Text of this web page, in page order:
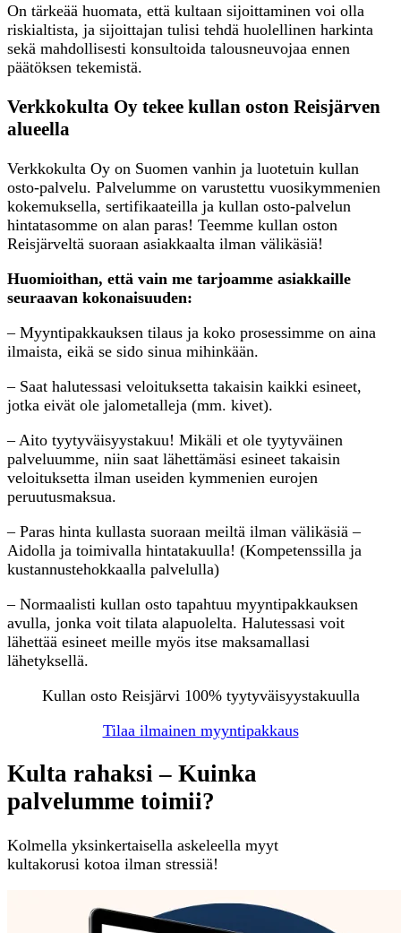
On tärkeää huomata, että kultaan sijoittaminen voi olla
riskialtista, ja sijoittajan tulisi tehdä huolellinen harkinta
sekä mahdollisesti konsultoida talousneuvojaa ennen
päätöksen tekemistä.
Verkkokulta Oy tekee kullan oston Reisjärven
alueella
Verkkokulta Oy on Suomen vanhin ja luotetuin kullan
osto-palvelu. Palvelumme on varustettu vuosikymmenien
kokemuksella, sertifikaateilla ja kullan osto-palvelun
hintatasomme on alan paras! Teemme kullan oston
Reisjärveltä suoraan asiakkaalta ilman välikäsiä!
Huomioithan, että vain me tarjoamme asiakkaille
seuraavan kokonaisuuden:
– Myyntipakkauksen tilaus ja koko prosessimme on aina
ilmaista, eikä se sido sinua mihinkään.
– Saat halutessasi veloituksetta takaisin kaikki esineet,
jotka eivät ole jalometalleja (mm. kivet).
– Aito tyytyväisyystakuu! Mikäli et ole tyytyväinen
palveluumme, niin saat lähettämäsi esineet takaisin
veloituksetta ilman useiden kymmenien eurojen
peruutusmaksua.
– Paras hinta kullasta suoraan meiltä ilman välikäsiä –
Aidolla ja toimivalla hintatakuulla! (Kompetenssilla ja
kustannustehokkaalla palvelulla)
– Normaalisti kullan osto tapahtuu myyntipakkauksen
avulla, jonka voit tilata alapuolelta. Halutessasi voit
lähettää esineet meille myös itse maksamallasi
lähetyksellä.
Kullan osto Reisjärvi 100% tyytyväisyystakuulla
Tilaa ilmainen myyntipakkaus
Kulta rahaksi – Kuinka
palvelumme toimii?
Kolmella yksinkertaisella askeleella myyt
kultakorusi kotoa ilman stressiä!